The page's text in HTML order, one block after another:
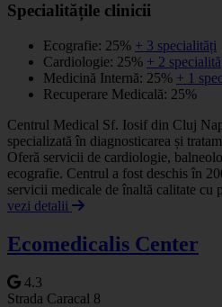
Specialitățile clinicii
Ecografie: 25% + 3 specialități
Cardiologie: 25% + 2
Medicină Internă: 25% + 1
Recuperare Medicală: 25%
Centrul Medical Sf. Iosif din Cluj
specializată în diagnosticarea și
Oferă servicii de cardiologie,
ecografie. Centrul a fost deschis în
servicii medicale de înaltă calitate cu
vezi detalii
Ecomedicalis Center
4.3
Strada Caracal 8